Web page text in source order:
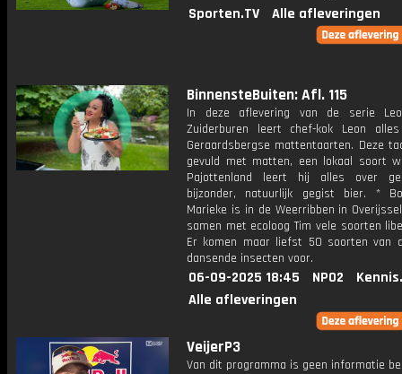
Sporten.TV
Alle afleveringen
BinnensteBuiten: Afl. 115
In deze aflevering van de serie
Zuiderburen leert chef-kok Leon
Geraardsbergse mattentaarten. Deze
gevuld met matten, een lokaal soort
Pajottenland leert hij alles over
bijzonder, natuurlijk gegist bier. *
Marieke is in de Weerribben in
samen met ecoloog Tim vele soorten
Er komen maar liefst 50 soorten van
dansende insecten voor.
06-09-2025 18:45 NPO2
Alle afleveringen
VeijerP3
Van dit programma is geen informatie